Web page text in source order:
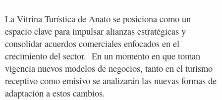
La Vitrina Turística de Anato se posiciona como un
espacio clave para impulsar alianzas estratégicas y
consolidar acuerdos comerciales enfocados en el
crecimiento del sector. En un momento en que toman
vigencia nuevos modelos de negocios, tanto en el turismo
receptivo como emisivo se analizarán las nuevas formas de
adaptación a estos cambios.